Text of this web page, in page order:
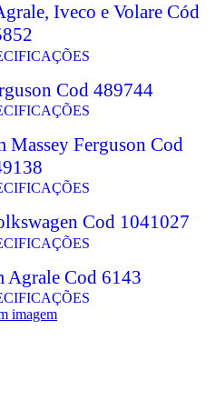
Iveco e Volare Cód
Cod 489744
Massey Ferguson Cod
Cod 1041027
Agrale Cod 6143